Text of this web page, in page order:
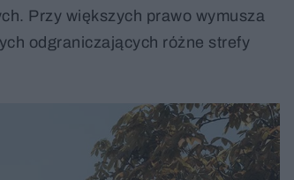
Przy większych prawo wymusza
odgraniczających różne strefy